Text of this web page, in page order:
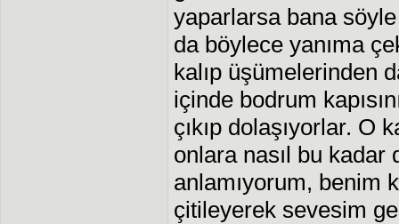
yaparlarsa bana
da böylece yanıma
kalıp üşümelerinden
içinde bodrum
çıkıp dolaşıyorlar. O
onlara nasıl bu kadar
anlamıyorum, benim
çitileyerek sevesim